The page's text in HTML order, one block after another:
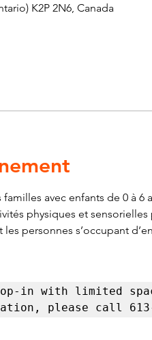
K2P 2N6, Canada
avec enfants de 0 à
physiques et sensorielles
personnes s’occupant
in with limited
please call